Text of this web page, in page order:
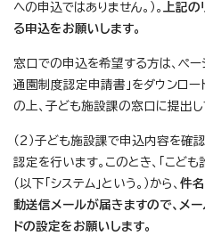
への申込ではありません。）。
上記
る申込をお願いします。
窓口での申込を希望する方は、ペ
通園制度認定申請書」をダウンロー
の上、子ども施設課の窓口に提出し
（2）子ども施設課で申込内容を確
認定を行います。このとき、「こど
（以下「システム」という。）から、 件名
動送信メールが届きますので、メ
ドの設定をお願いします。